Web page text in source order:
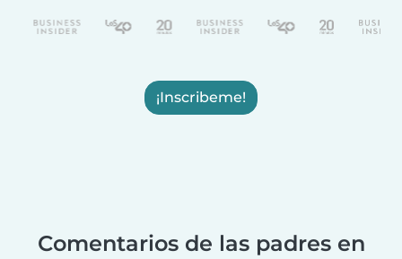
¡Inscribeme!
Comentarios de las padres en